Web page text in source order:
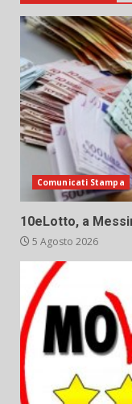
Comunicati Stampa
10eLotto, a
5 Agosto 2026